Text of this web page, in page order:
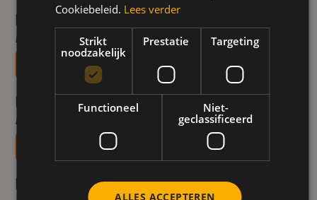
Hapjes met honing
Bereidingstijd 6-min
Ontdek het recept
Bubbels met peer en Meli honing
Bereidingstijd 10-min
Ontdek het recept
Lunch & Diner
HoningkaviaarVegetarisch Feest
Cookiebeleid. Lees verder
Strikt
noodzakelijk
Prestatie Targeting
Functioneel
Niet-
geclassificeerd
ALLES ACCEPTEREN